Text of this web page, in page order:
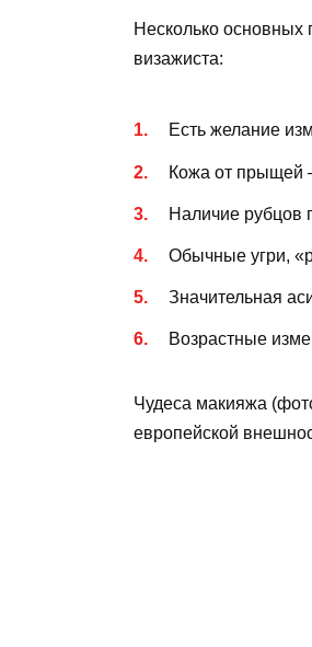
Несколько основных
визажиста:
Есть желание
Кожа от прыщей
Наличие рубцов
Обычные угри,
Значительная
Возрастные
Чудеса макияжа
европейской